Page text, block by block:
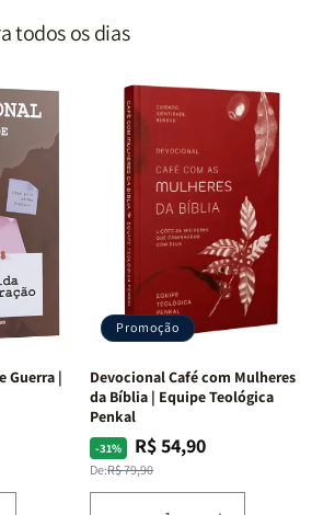
todos os dias
Guerra |
Promoção
Devocional Café com Mulheres
da Bíblia | Equipe Teológica
Penkal
-31%
Preço
normal
De:R$ 79,90
Preço
promocional
R$ 54,90